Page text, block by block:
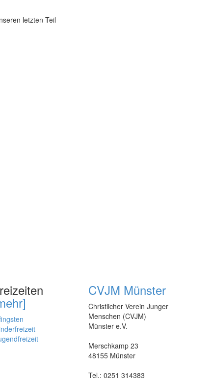
letzten Teil
CVJM Münster
Christlicher Verein Junger
Menschen (CVJM)
Münster e.V.
Merschkamp 23
48155 Münster
Tel.: 0251 314383